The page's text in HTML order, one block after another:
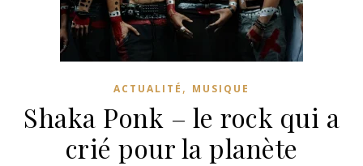
ACTUALITÉ , MUSIQUE
Shaka Ponk – le rock qui a
crié pour la planète